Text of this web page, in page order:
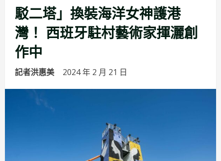
駁二塔」換裝海洋女神護港
灣！ 西班牙駐村藝術家揮灑創
作中
記者洪惠美 2024 年 2 月 21 日